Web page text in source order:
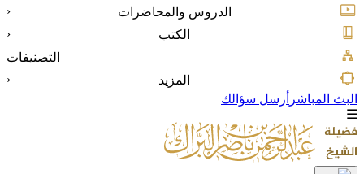
الدروس والمحاضرات
‹
الكتب
‹
التصنيفات
المزيد
‹
البث المباشر أرسل سؤالك
☰